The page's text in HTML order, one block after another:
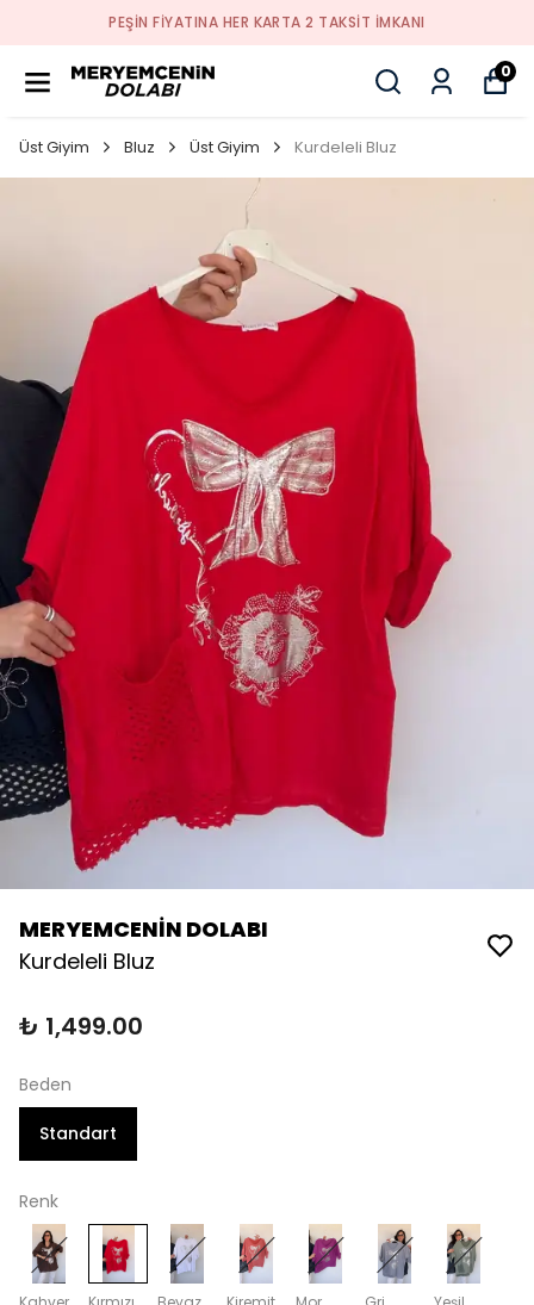
PEŞİN FİYATINA HER KARTA 2 TAKSİT İMKANI
0
Üst Giyim Bluz Üst Giyim Kurdeleli Bluz
MERYEMCENİN DOLABI
Kurdeleli Bluz
₺ 1,499.00
Beden
Standart
Renk